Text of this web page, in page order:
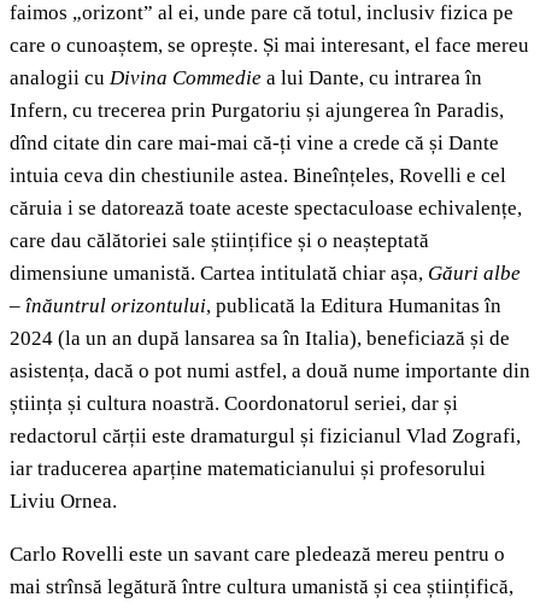
faimos „orizont” al ei, unde pare că totul, inclusiv fizica pe
care o cunoaștem, se oprește. Și mai interesant, el face mereu
analogii cu Divina Commedie a lui Dante, cu intrarea în
Infern, cu trecerea prin Purgatoriu și ajungerea în Paradis,
dînd citate din care mai-mai că-ți vine a crede că și Dante
intuia ceva din chestiunile astea. Bineînțeles, Rovelli e cel
căruia i se datorează toate aceste spectaculoase echivalențe,
care dau călătoriei sale științifice și o neașteptată
dimensiune umanistă. Cartea intitulată chiar așa, Găuri albe
– înăuntrul orizontului, publicată la Editura Humanitas în
2024 (la un an după lansarea sa în Italia), beneficiază și de
asistența, dacă o pot numi astfel, a două nume importante din
știința și cultura noastră. Coordonatorul seriei, dar și
redactorul cărții este dramaturgul și fizicianul Vlad Zografi,
iar traducerea aparține matematicianului și profesorului
Liviu Ornea.
Carlo Rovelli este un savant care pledează mereu pentru o
mai strînsă legătură între cultura umanistă și cea științifică,